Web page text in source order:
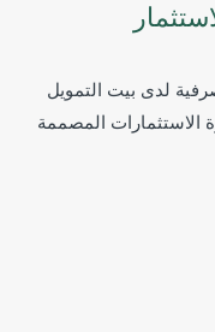
لدى بيت التمويل
الاستثمارات المصممة